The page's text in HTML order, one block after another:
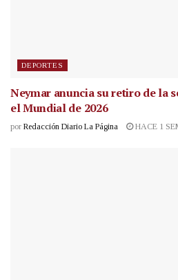
DEPORTES
Neymar anuncia su retiro de la
el Mundial de 2026
por Redacción Diario La Página HACE 1